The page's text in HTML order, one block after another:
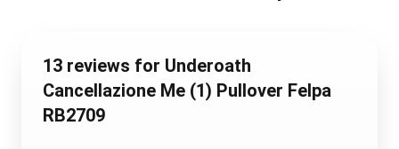
13 reviews for Underoath
Cancellazione Me (1) Pullover Felpa
RB2709